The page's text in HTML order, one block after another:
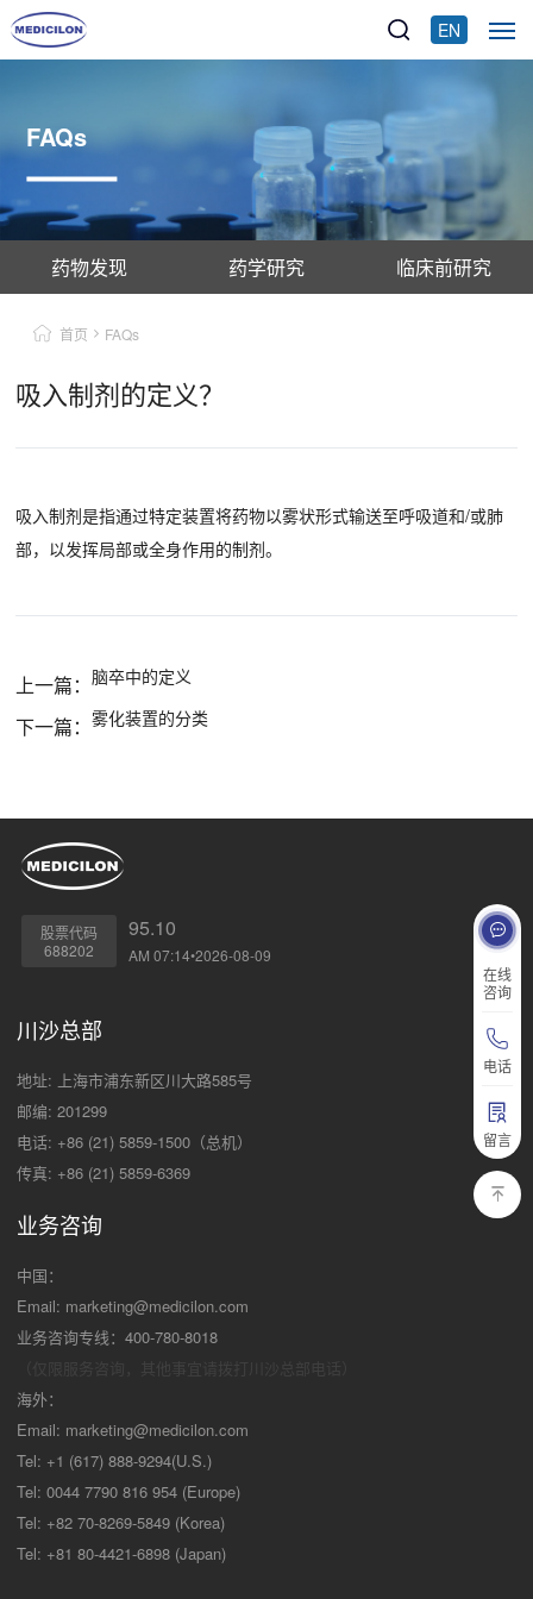
EN
在线
咨询
电话
留言
FAQs
药物发现 药学研究 临床前研究
首页 FAQs
吸入制剂的定义？
吸入制剂是指通过特定装置将药物以雾状形式输送至呼吸道和/或肺
部，以发挥局部或全身作用的制剂。
上一篇：脑卒中的定义
下一篇：雾化装置的分类
股票代码
688202
95.10
AM 07:14•2026-08-09
川沙总部
地址: 上海市浦东新区川大路585号
邮编: 201299
电话: +86 (21) 5859-1500（总机）
传真: +86 (21) 5859-6369
业务咨询
中国：
Email: marketing@medicilon.com
业务咨询专线：400-780-8018
海外：
Email: marketing@medicilon.com
Tel: +1 (617) 888-9294(U.S.)
Tel: 0044 7790 816 954 (Europe)
Tel: +82 70-8269-5849 (Korea)
Tel: +81 80-4421-6898 (Japan)